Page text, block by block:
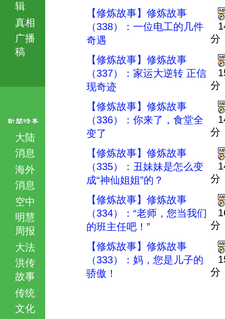
辑
真相
广播
稿
大陆
消息
海外
消息
空中
明慧
周报
大法
洪传
故事
传统
文化
【修炼故事】修炼故事
（338）：一位电工的几件
奇遇
分
【修炼故事】修炼故事
（337）：家运大逆转 正信
现奇迹
分
【修炼故事】修炼故事
（336）：你来了，食堂全
变了
分
【修炼故事】修炼故事
（335）：丑妹妹是怎么变
成“神仙姐姐”的？
分
【修炼故事】修炼故事
（334）：“老师，您当我们
的班主任吧！”
分
【修炼故事】修炼故事
（333）：妈，您是儿子的
骄傲！
分